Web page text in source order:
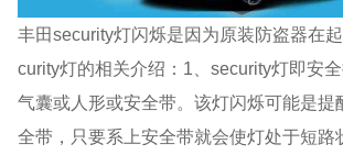
丰田security灯闪烁是因为原装防盗器在
curity灯的相关介绍：1、security灯即安
气囊或人形或安全带。该灯闪烁可能是提
全带，只要系上安全带就会使灯处于短路